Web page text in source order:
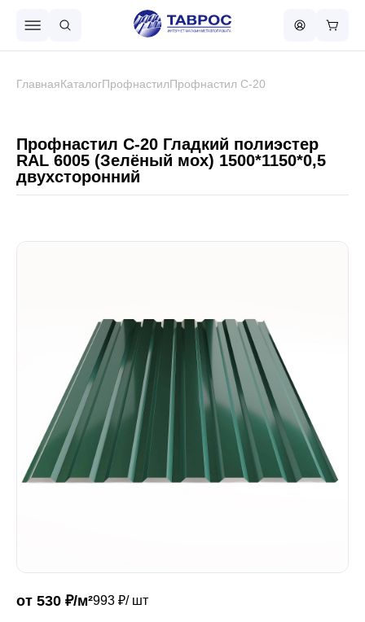
Металлочерепица
Сваи винтовые
Забор
Кровля
Профили для гипсокартона
ГлавнаяКаталогПрофнастилПрофнастил С-20
Профнастил С-20 Гладкий полиэстер
RAL 6005 (Зелёный мох) 1500*1150*0,5
двухсторонний
от 530 ₽/м²993 ₽/ шт